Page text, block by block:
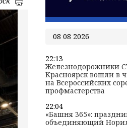
08 08 2026
22:13
Железнодорожники
Красноярск вошли в
на Всероссийских
профмастерства
22:04
«Башня 365»:
объединяющий